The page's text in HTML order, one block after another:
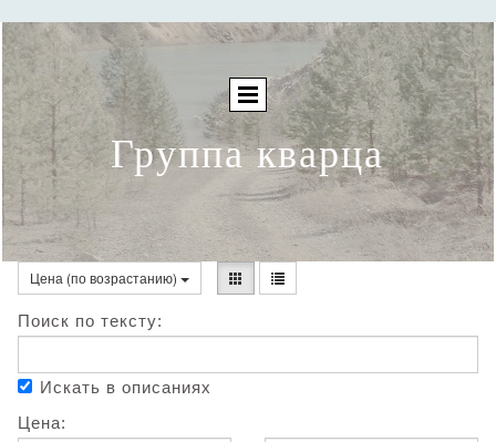
Группа кварца
Цена (по возрастанию)
Поиск по тексту:
Искать в описаниях
Цена: